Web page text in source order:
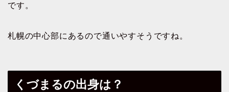
です。
札幌の中心部にあるので通いやすそうですね。
くづまるの出身は？